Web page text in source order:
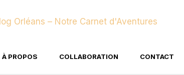
À PROPOS COLLABORATION CONTACT